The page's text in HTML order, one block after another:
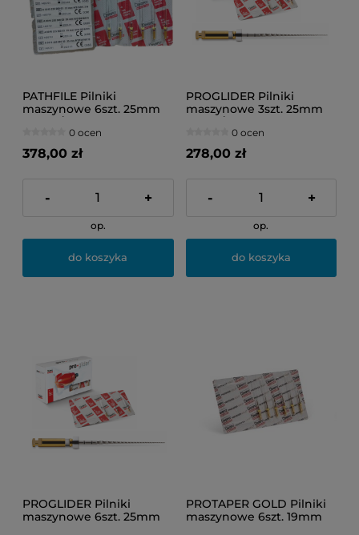
PATHFILE Pilniki
maszynowe 6szt. 25mm
0 ocen
378,00 zł
- +
op.
do koszyka
PROGLIDER Pilniki
maszynowe 3szt. 25mm
0 ocen
278,00 zł
- +
op.
do koszyka
PROGLIDER Pilniki
maszynowe 6szt. 25mm
PROTAPER GOLD Pilniki
maszynowe 6szt. 19mm